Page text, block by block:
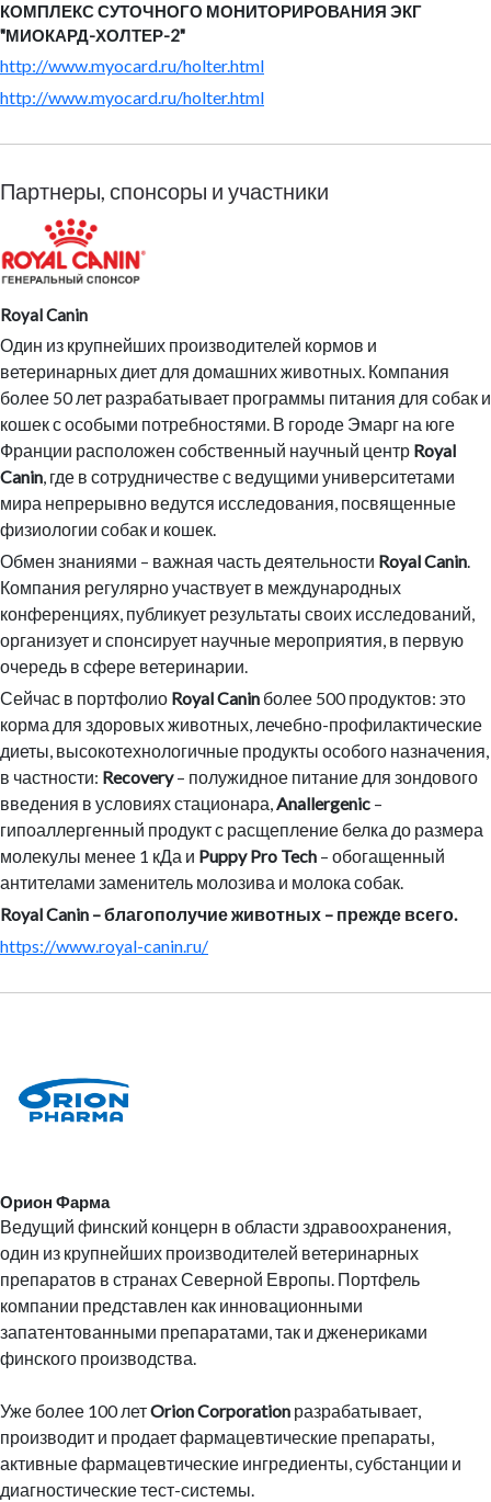
КОМПЛЕКС СУТОЧНОГО МОНИТОРИРОВАНИЯ ЭКГ
"МИОКАРД-ХОЛТЕР-2"
http://www.myocard.ru/holter.html
http://www.myocard.ru/holter.html
Партнеры, спонсоры и участники
Royal Canin
Один из крупнейших производителей кормов и
ветеринарных диет для домашних животных. Компания
более 50 лет разрабатывает программы питания для собак и
кошек с особыми потребностями. В городе Эмарг на юге
Франции расположен собственный научный центр Royal
Canin, где в сотрудничестве с ведущими университетами
мира непрерывно ведутся исследования, посвященные
физиологии собак и кошек.
Обмен знаниями – важная часть деятельности Royal Canin.
Компания регулярно участвует в международных
конференциях, публикует результаты своих исследований,
организует и спонсирует научные мероприятия, в первую
очередь в сфере ветеринарии.
Сейчас в портфолио Royal Canin более 500 продуктов: это
корма для здоровых животных, лечебно-профилактические
диеты, высокотехнологичные продукты особого назначения,
в частности: Recovery– полужидное питание для зондового
введения в условиях стационара,Anallergenic –
гипоаллергенный продукт с расщепление белка до размера
молекулы менее 1 кДа и Puppy Pro Tech – обогащенный
антителами заменитель молозива и молока собак.
Royal Canin – благополучие животных – прежде всего.
https://www.royal-canin.ru/
Орион Фарма
Ведущий финский концерн в области здравоохранения,
один из крупнейших производителей ветеринарных
препаратов в странах Северной Европы. Портфель
компании представлен как инновационными
запатентованными препаратами, так и дженериками
финского производства.
Уже более 100 летOrion Corporation разрабатывает,
производит и продает фармацевтические препараты,
активные фармацевтические ингредиенты, субстанции и
диагностические тест-системы.